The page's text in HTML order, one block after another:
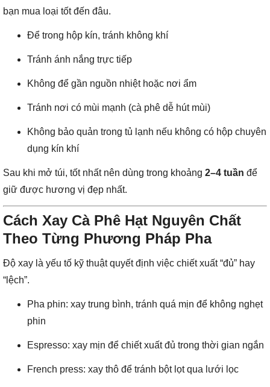
bạn mua loại tốt đến đâu.
Để trong hộp kín, tránh không khí
Tránh ánh nắng trực tiếp
Không để gần nguồn nhiệt hoặc nơi ẩm
Tránh nơi có mùi mạnh (cà phê dễ hút mùi)
Không bảo quản trong tủ lạnh nếu không có hộp chuyên
dụng kín khí
Sau khi mở túi, tốt nhất nên dùng trong khoảng 2–4 tuần để
giữ được hương vị đẹp nhất.
Cách Xay Cà Phê Hạt Nguyên Chất
Theo Từng Phương Pháp Pha
Độ xay là yếu tố kỹ thuật quyết định việc chiết xuất “đủ” hay
“lệch”.
Pha phin: xay trung bình, tránh quá mịn để không nghẹt
phin
Espresso: xay mịn để chiết xuất đủ trong thời gian ngắn
French press: xay thô để tránh bột lọt qua lưới lọc